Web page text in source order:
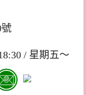
/ 星期五～